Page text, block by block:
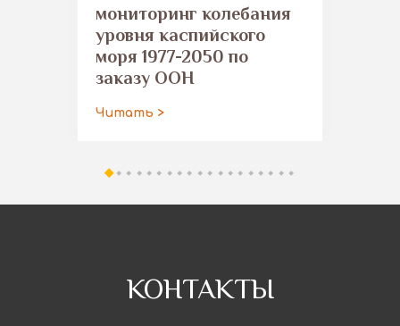
мониторинг колебания
уровня каспийского
моря 1977-2050 по
заказу ООН
Читать >
КОНТАКТЫ